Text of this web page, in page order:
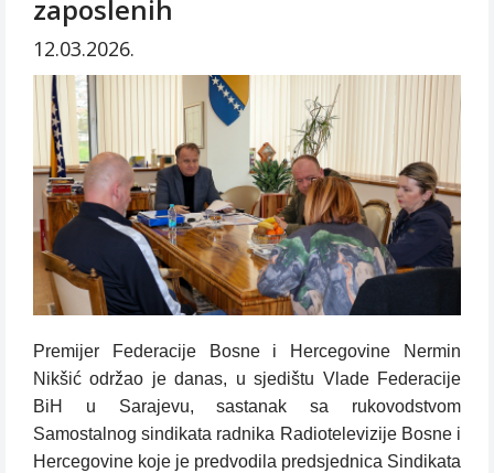
zaposlenih
12.03.2026.
Premijer Federacije Bosne i Hercegovine Nermin
Nikšić održao je danas, u sjedištu Vlade Federacije
BiH u Sarajevu, sastanak sa rukovodstvom
Samostalnog sindikata radnika Radiotelevizije Bosne i
Hercegovine koje je predvodila predsjednica Sindikata